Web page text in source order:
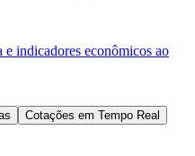
profissionais da região.